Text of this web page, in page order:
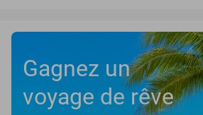
Gagnez un
voyage de rêve